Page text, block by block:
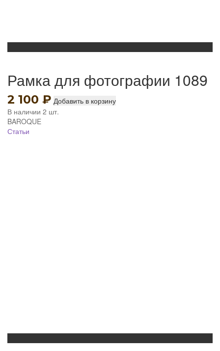
Рамка для фотографии 1089
2 100 ₽ Добавить в корзину
В наличии 2 шт.
BAROQUE
Статьи